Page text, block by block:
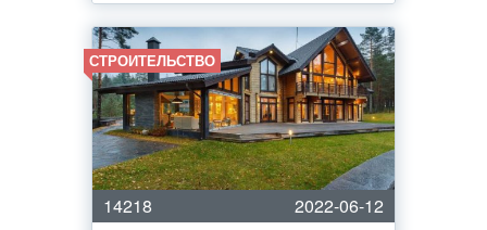
СТРОИТЕЛЬСТВО
14218
2022-06-12